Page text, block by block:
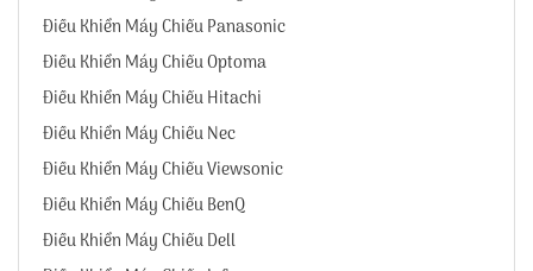
Điều Khiển Máy Chiếu Panasonic
Điều Khiển Máy Chiếu Optoma
Điều Khiển Máy Chiếu Hitachi
Điều Khiển Máy Chiếu Nec
Điều Khiển Máy Chiếu Viewsonic
Điều Khiển Máy Chiếu BenQ
Điều Khiển Máy Chiếu Dell